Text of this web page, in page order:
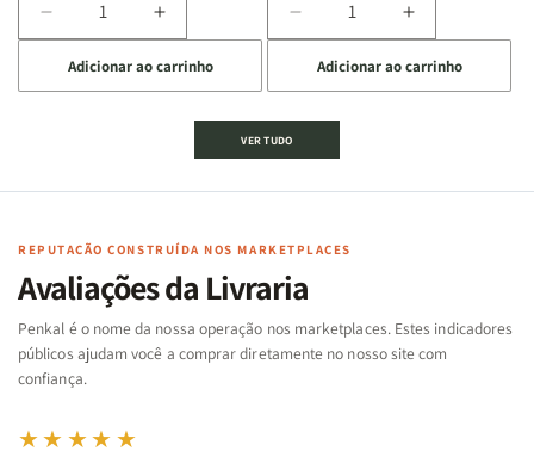
Diminuir
a
quantidade
de
Cartas
Famílias
Bíblia
-
Penkal
Aumentar
a
quantidade
de
Jogo
Cartas
Famílias
da
Bíblia
-
Penkal
Adicionar ao carrinho
Diminuir
a
quantidade
de
Jogo
|
de
Aumentar
a
quantidade
de
|
Adicionar ao carrinho
VER TUDO
REPUTAÇÃO CONSTRUÍDA NOS MARKETPLACES
Avaliações da Livraria
Penkal é o nome da nossa operação nos marketplaces. Estes indicadores
públicos ajudam você a comprar diretamente no nosso site com
confiança.
★★★★★